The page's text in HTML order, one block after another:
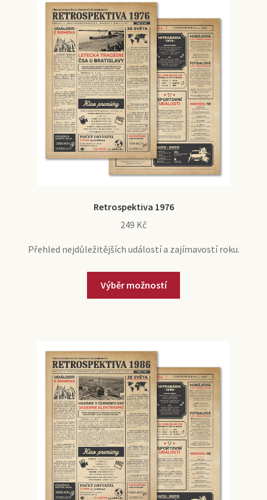
Retrospektiva 1976
249 Kč
Přehled nejdůležitějších událostí a zajímavostí roku.
Výběr možností